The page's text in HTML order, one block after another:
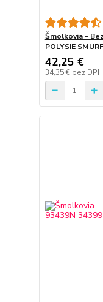
Šmolkovia -
POLYSIE
42,25 €
34,35 € bez DPH